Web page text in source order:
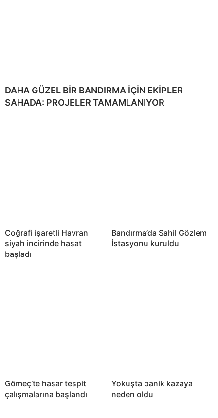
DAHA GÜZEL BİR BANDIRMA İÇİN EKİPLER
SAHADA: PROJELER TAMAMLANIYOR
Coğrafi işaretli Havran
siyah incirinde hasat
başladı
Bandırma’da Sahil Gözlem
İstasyonu kuruldu
Gömeç’te hasar tespit
çalışmalarına başlandı
Yokuşta panik kazaya
neden oldu